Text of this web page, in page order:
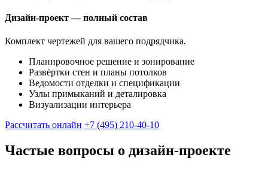
Дизайн-проект — полный состав
Комплект чертежей для вашего подрядчика.
Планировочное решение и зонирование
Развёртки стен и планы потолков
Ведомости отделки и спецификации
Узлы примыканий и деталировка
Визуализации интерьера
Рассчитать онлайн +7 (495) 210-40-10
Частые вопросы о дизайн-проекте